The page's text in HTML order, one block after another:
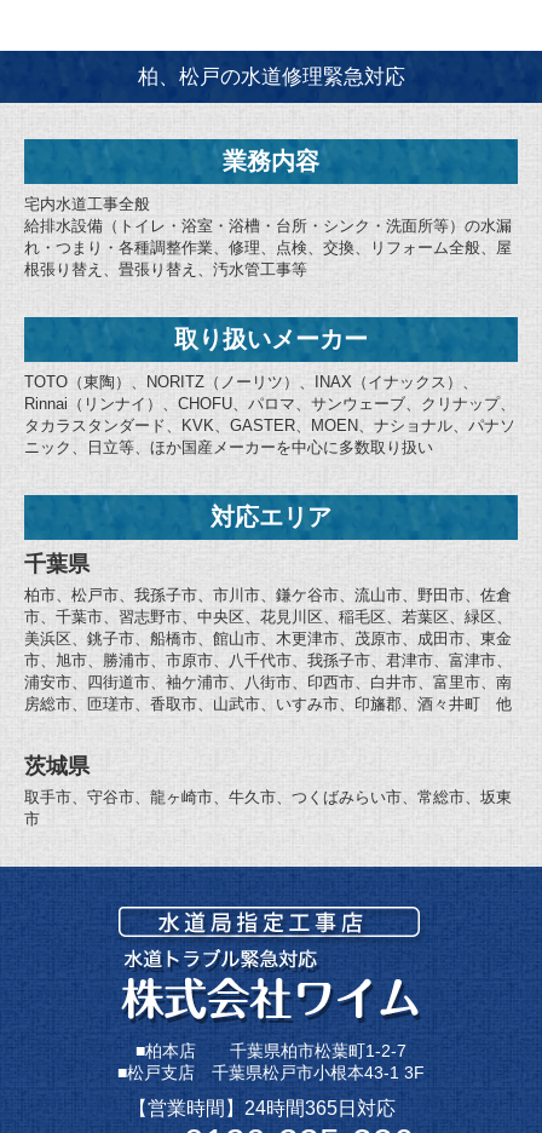
柏、松戸の水道修理緊急対応
業務内容
宅内水道工事全般
給排水設備（トイレ・浴室・浴槽・台所・シンク・洗面所等）の水漏
れ・つまり・各種調整作業、修理、点検、交換、リフォーム全般、屋
根張り替え、畳張り替え、汚水管工事等
取り扱いメーカー
TOTO（東陶）、NORITZ（ノーリツ）、INAX（イナックス）、
Rinnai（リンナイ）、CHOFU、パロマ、サンウェーブ、クリナップ、
タカラスタンダード、KVK、GASTER、MOEN、ナショナル、パナソ
ニック、日立等、ほか国産メーカーを中心に多数取り扱い
対応エリア
千葉県
柏市、松戸市、我孫子市、市川市、鎌ケ谷市、流山市、野田市、佐倉
市、千葉市、習志野市、中央区、花見川区、稲毛区、若葉区、緑区、
美浜区、銚子市、船橋市、館山市、木更津市、茂原市、成田市、東金
市、旭市、勝浦市、市原市、八千代市、我孫子市、君津市、富津市、
浦安市、四街道市、袖ケ浦市、八街市、印西市、白井市、富里市、南
房総市、匝瑳市、香取市、山武市、いすみ市、印旛郡、酒々井町 他
茨城県
取手市、守谷市、龍ヶ崎市、牛久市、つくばみらい市、常総市、坂東
市
■柏本店 千葉県柏市松葉町1-2-7
■松戸支店 千葉県松戸市小根本43-1 3F
【営業時間】24時間365日対応